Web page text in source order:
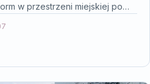
w przestrzeni miejskiej po